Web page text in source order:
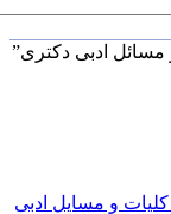
ادبی دکتری”